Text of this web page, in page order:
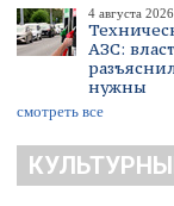
4 августа 2026
АЗС:
нужны
смотреть все